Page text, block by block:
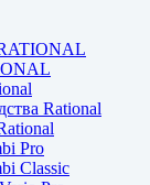
Rational
Pro
Classic